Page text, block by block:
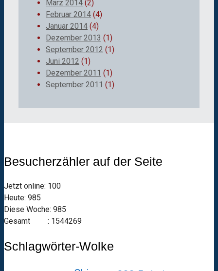
März 2014 (2)
Februar 2014 (4)
Januar 2014 (4)
Dezember 2013 (1)
September 2012 (1)
Juni 2012 (1)
Dezember 2011 (1)
September 2011 (1)
Besucherzähler auf der Seite
Jetzt online: 100
Heute: 985
Diese Woche: 985
Gesamt : 1544269
Schlagwörter-Wolke